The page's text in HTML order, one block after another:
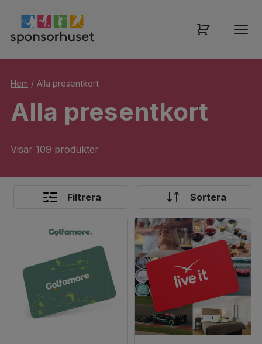
Hem / Alla presentkort
Alla presentkort
Visar 109 produkter
Filtrera Sortera